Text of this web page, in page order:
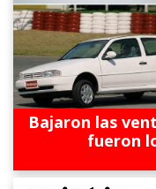
Bajaron las
fueron